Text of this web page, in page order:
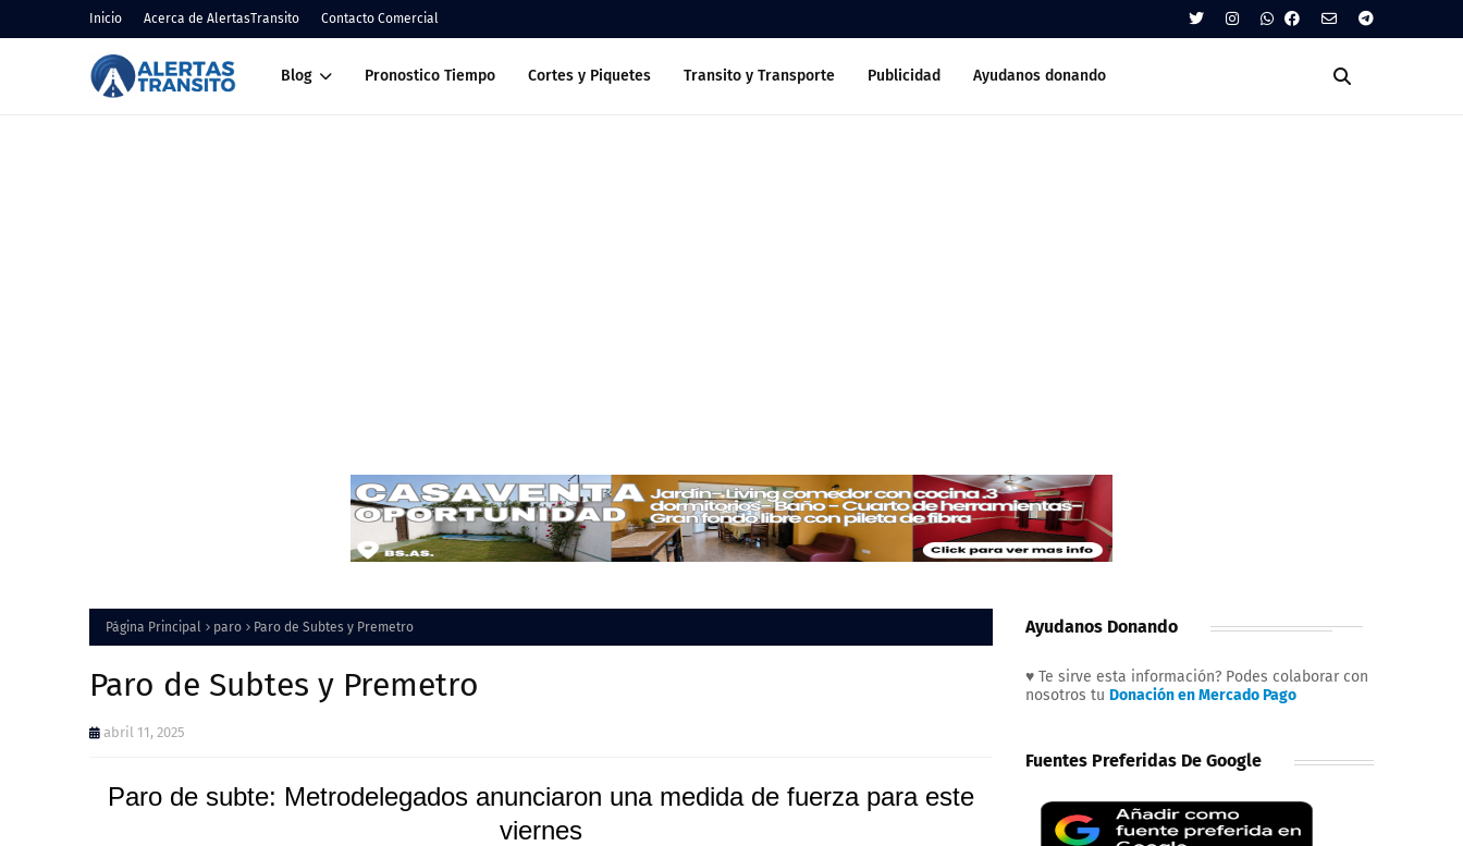
Inicio Acerca de AlertasTransito Contacto Comercial
Blog Pronostico Tiempo Cortes y Piquetes Transito y Transporte Publicidad Ayudanos donando
Página Principal paro Paro de Subtes y Premetro
Paro de Subtes y Premetro
abril 11, 2025
Paro de subte: Metrodelegados anunciaron una medida de fuerza para este
viernes
Ayudanos Donando
♥ Te sirve esta información? Podes colaborar con
nosotros tu Donación en Mercado Pago
Fuentes Preferidas De Google